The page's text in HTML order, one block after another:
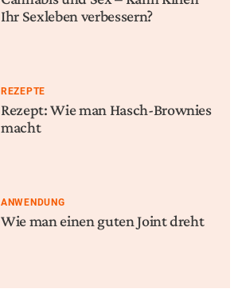
Ihr Sexleben verbessern?
REZEPTE
Rezept: Wie man Hasch-Brownies
macht
ANWENDUNG
Wie man einen guten Joint dreht